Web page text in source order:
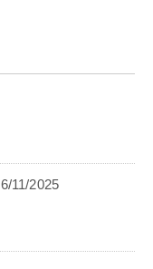
11/2025